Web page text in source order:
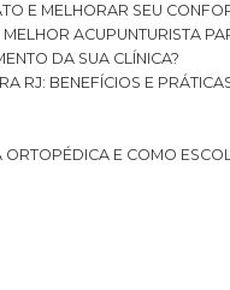
E MELHORAR SEU
MELHOR ACUPUNTURISTA
DA SUA CLÍNICA?
RJ: BENEFÍCIOS E
ORTOPÉDICA E COMO